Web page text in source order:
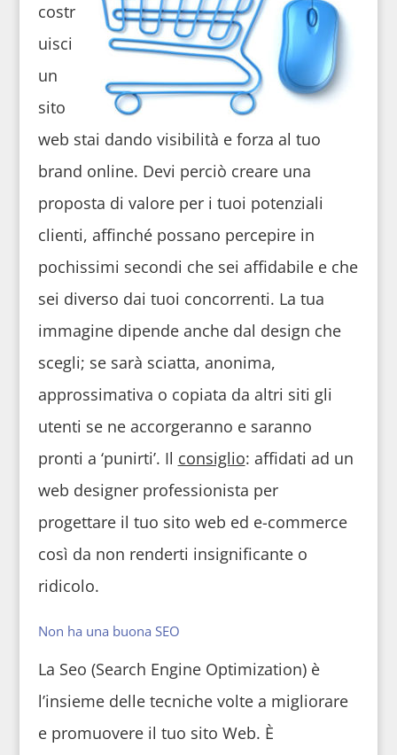
costr
uisci
un
sito
web stai dando visibilità e forza al tuo
brand online. Devi perciò creare una
proposta di valore per i tuoi potenziali
clienti, affinché possano percepire in
pochissimi secondi che sei affidabile e che
sei diverso dai tuoi concorrenti. La tua
immagine dipende anche dal design che
scegli; se sarà sciatta, anonima,
approssimativa o copiata da altri siti gli
utenti se ne accorgeranno e saranno
pronti a ‘punirti’. Il consiglio: affidati ad un
web designer professionista per
progettare il tuo sito web ed e-commerce
così da non renderti insignificante o
ridicolo.
Non ha una buona SEO
La Seo (Search Engine Optimization) è
l’insieme delle tecniche volte a migliorare
e promuovere il tuo sito Web. È